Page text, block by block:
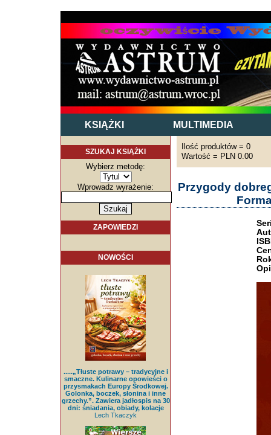
KSIĄŻKI MULTIMEDIA
SZUKAJ KSIĄŻKI
Wybierz metodę:
Wprowadz wyrażenie:
ZAPOWIEDZI
NOWOŚCI
.....„Tłuste potrawy – tradycyjne i
smaczne. Kulinarne opowieści o
przysmakach Europy Środkowej.
Golonka, boczek, słonina i inne
grzechy.”. Zawiera jadłospis na 30
dni: śniadania, obiady, kolacje
Lech Tkaczyk
Ilość produktów = 0
Wartość = PLN 0.00
Przygody